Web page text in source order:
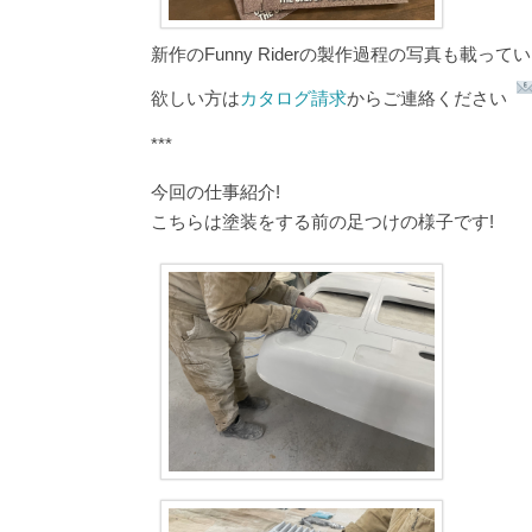
新作のFunny Riderの製作過程の写真も載って
欲しい方はカタログ請求からご連絡ください
***
今回の仕事紹介!
こちらは塗装をする前の足つけの様子です!